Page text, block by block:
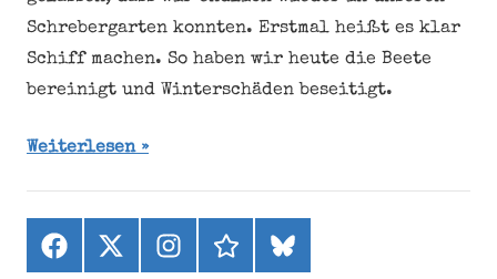
Schrebergarten konnten. Erstmal heißt es klar
Schiff machen. So haben wir heute die Beete
bereinigt und Winterschäden beseitigt.
Weiterlesen
Facebook
X
(ehemals
Instagramthreadsbluesky